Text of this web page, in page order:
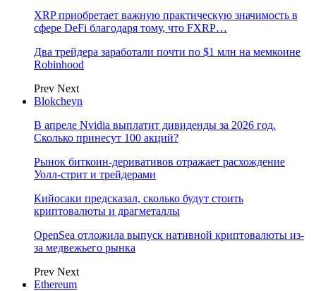
XRP приобретает важную практическую значимость в
сфере DeFi благодаря тому, что FXRP…
Два трейдера заработали почти по $1 млн на мемкоине
Robinhood
Prev Next
Blokcheyn
В апреле Nvidia выплатит дивиденды за 2026 год.
Сколько принесут 100 акций?
Рынок биткоин-деривативов отражает расхождение
Уолл-стрит и трейдерами
Кийосаки предсказал, сколько будут стоить
криптовалюты и драгметаллы
OpenSea отложила выпуск нативной криптовалюты из-
за медвежьего рынка
Prev Next
Ethereum